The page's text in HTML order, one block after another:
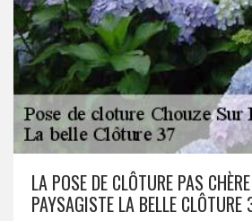
LA POSE DE CLÔTURE PAS
PAYSAGISTE LA BELLE CLÔTURE